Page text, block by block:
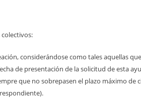
considerándose como tales aquellas
de presentación de la solicitud de esta
que no sobrepasen el plazo máximo de